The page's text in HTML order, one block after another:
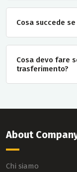
Cosa succede
Cosa devo fare
trasferimento?
About
Chi siamo